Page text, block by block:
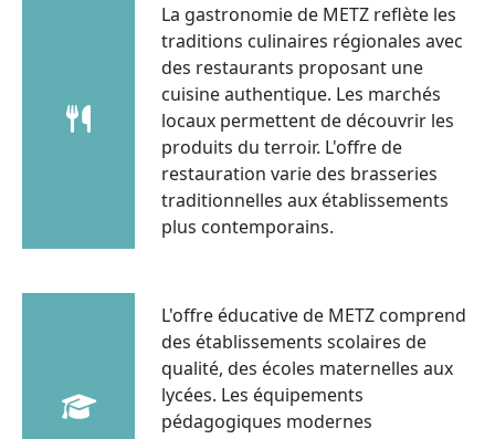
La gastronomie de METZ reflète les
traditions culinaires régionales avec
des restaurants proposant une
cuisine authentique. Les marchés
locaux permettent de découvrir les
produits du terroir. L'offre de
restauration varie des brasseries
traditionnelles aux établissements
plus contemporains.
L'offre éducative de METZ comprend
des établissements scolaires de
qualité, des écoles maternelles aux
lycées. Les équipements
pédagogiques modernes